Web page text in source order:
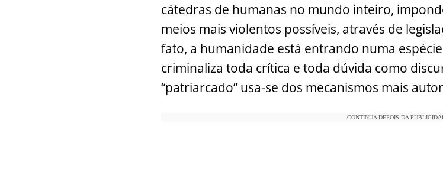
cátedras de humanas no mundo inteiro,
meios mais violentos possíveis, através de
fato, a humanidade está entrando numa
criminaliza toda crítica e toda dúvida como
“patriarcado” usa-se dos mecanismos mais
CONTINUA DEPOIS DA